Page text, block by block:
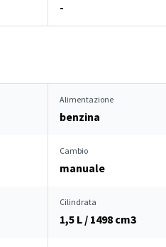
-
Alimentazione
benzina
Cambio
manuale
Cilindrata
1,5 L / 1498 cm3